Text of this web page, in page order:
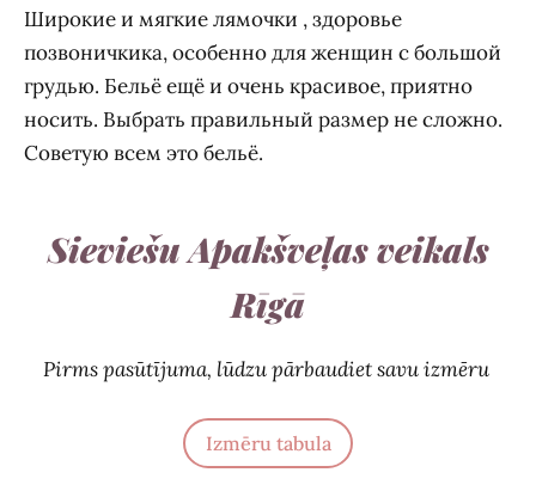
Sieviešu Apakšveļas veikals
Rīgā
Pirms pasūtījuma, lūdzu pārbaudiet savu izmēru
Izmēru tabula
Широкие и мягкие лямочки , здоровье
позвоничкика, особенно для женщин с большой
грудью. Бельё ещё и очень красивое, приятно
носить. Выбрать правильный размер не сложно.
Советую всем это бельё.